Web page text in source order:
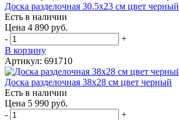
Доска разделочная 30.5х23 см цвет черный
Есть в наличии
Цена 4 890 руб.
-
+
В корзину
Артикул: 691710
Доска разделочная 38х28 см цвет черный
Есть в наличии
Цена 5 990 руб.
-
+